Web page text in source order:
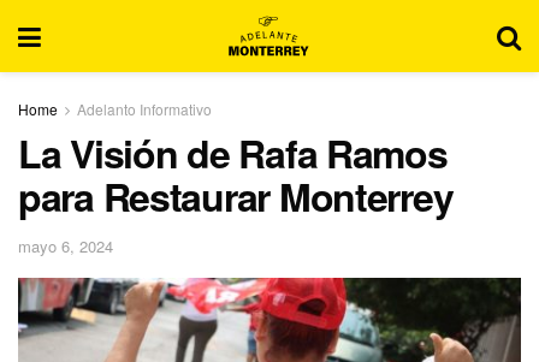
Home Adelanto Informativo
La Visión de Rafa Ramos
para Restaurar Monterrey
mayo 6, 2024